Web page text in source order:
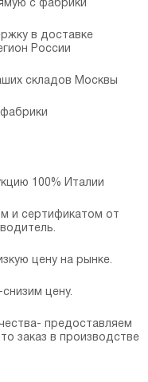
с фабрики
в доставке
России
складов Москвы
100% Италии
и сертификатом от
цену на рынке.
цену.
предоставляем
заказ в производстве